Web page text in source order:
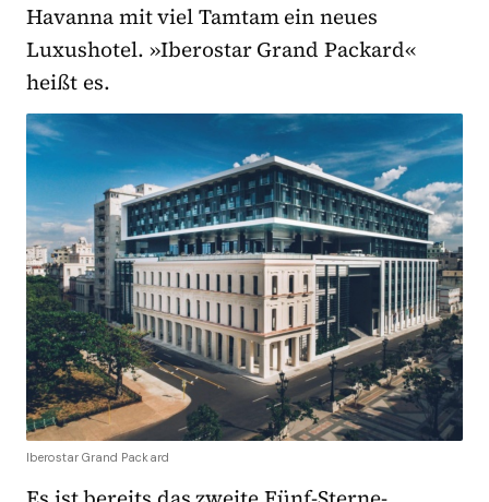
Havanna mit viel Tamtam ein neues
Luxushotel. »Iberostar Grand Packard«
heißt es.
Iberostar Grand Packard